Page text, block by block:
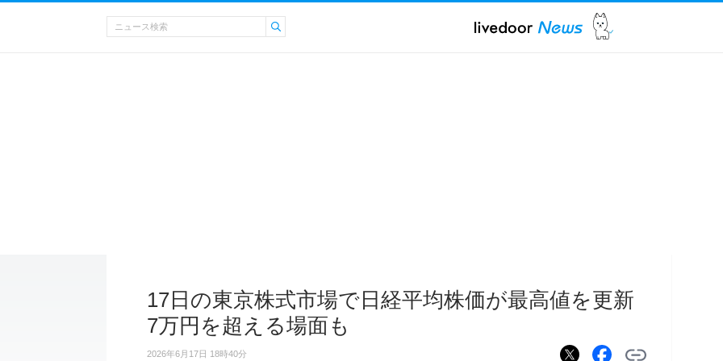
17日の東京株式市場で日経平均株価が最高値を更新
7万円を超える場面も
2026年6月17日 18時40分